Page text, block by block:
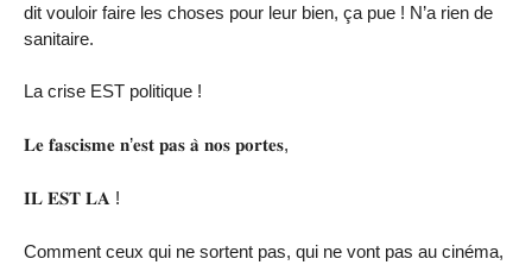
dit vouloir faire les choses pour leur bien, ça pue ! N’a rien de
sanitaire.
La crise EST politique !
𝐋𝐞 𝐟𝐚𝐬𝐜𝐢𝐬𝐦𝐞 𝐧’𝐞𝐬𝐭 𝐩𝐚𝐬 𝐚̀ 𝐧𝐨𝐬 𝐩𝐨𝐫𝐭𝐞𝐬,
𝐈𝐋 𝐄𝐒𝐓 𝐋𝐀 !
Comment ceux qui ne sortent pas, qui ne vont pas au cinéma,